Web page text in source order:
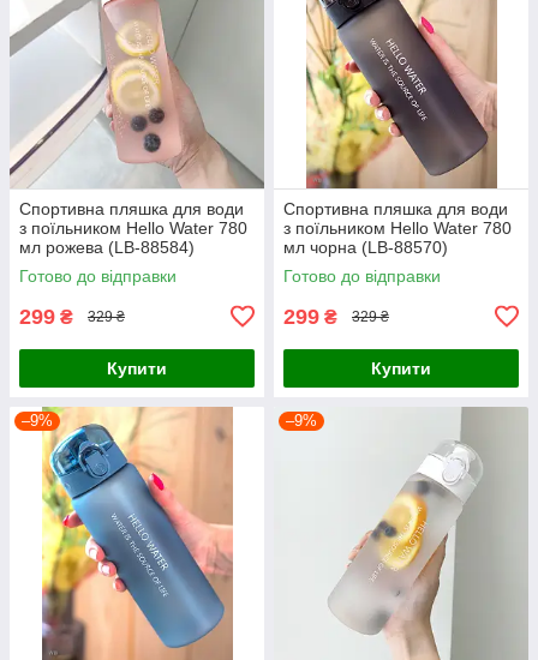
Спортивна пляшка для води
з поїльником Hello Water 780
мл рожева (LB-88584)
Готово до відправки
299 ₴ 329 ₴
Купити
Спортивна пляшка для води
з поїльником Hello Water 780
мл чорна (LB-88570)
Готово до відправки
299 ₴ 329 ₴
Купити
–9% –9%